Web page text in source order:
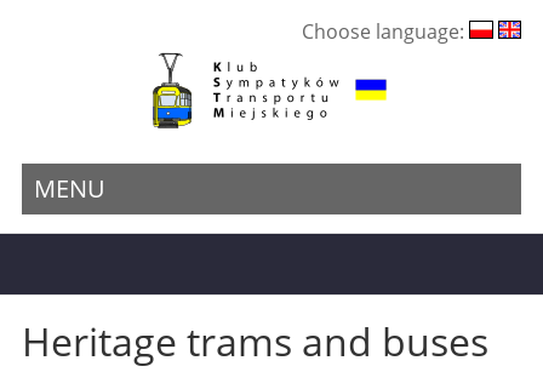
Choose language:
MENU
Heritage trams and buses